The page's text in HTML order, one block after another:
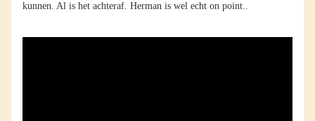
kunnen. Al is het achteraf. Herman is wel echt on point..